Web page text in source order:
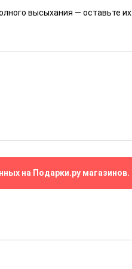
высыхания — оставьте их
на Подарки.ру магазинов.